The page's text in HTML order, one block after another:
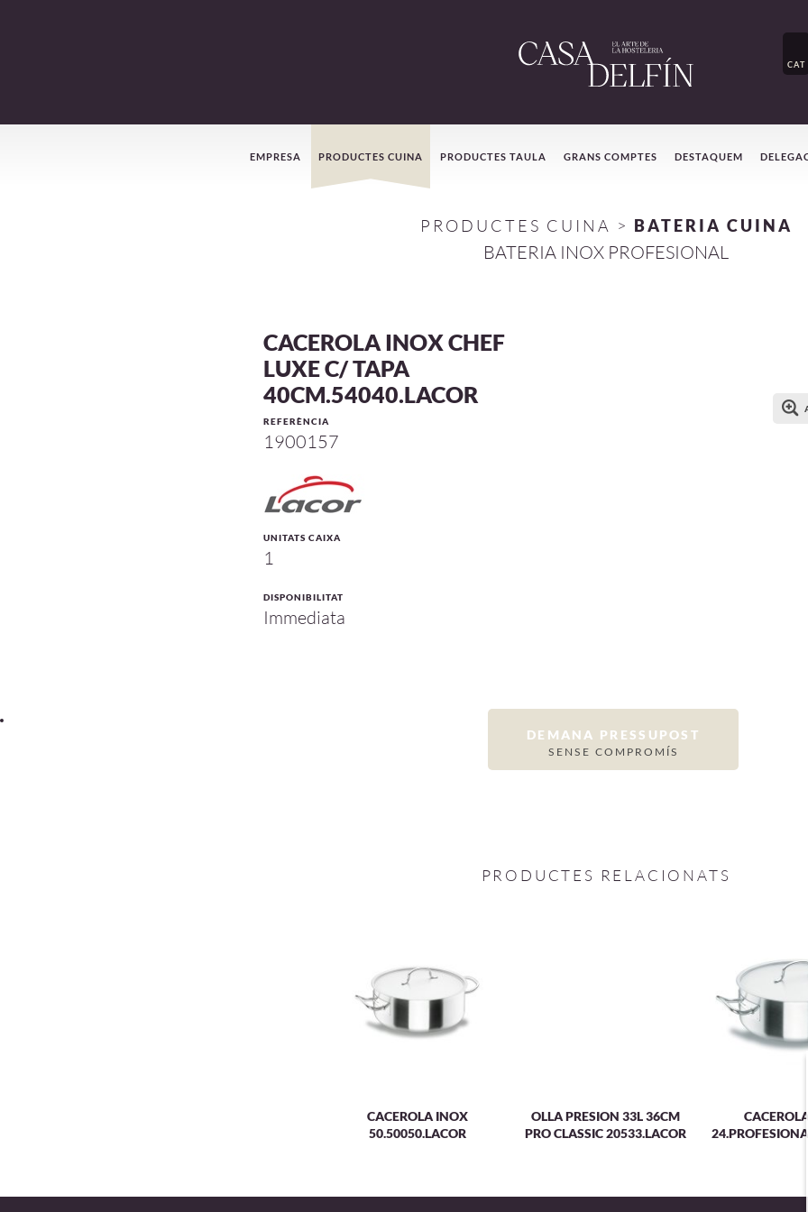
CAT
MenúEMPRESA PRODUCTES CUINA PRODUCTES TAULA GRANS COMPTES DESTAQUEM
PRODUCTES CUINA > BATERIA CUINA
BATERIA INOX PROFESIONAL
CACEROLA INOX CHEF
LUXE C/ TAPA
40CM.54040.LACOR
REFERÈNCIA
1900157
UNITATS CAIXA
1
DISPONIBILITAT
Immediata
DEMANA PRESSUPOST
SENSE COMPROMÍS
PRODUCTES RELACIONATS
CACEROLA INOX
50.50050.LACOR
OLLA PRESION 33L 36CM
PRO CLASSIC 20533.LACOR